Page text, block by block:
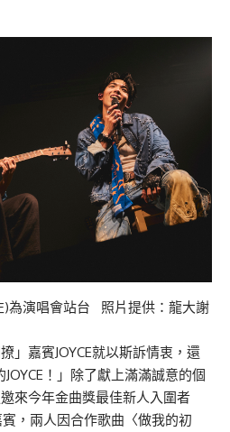
)為演唱會站台 照片提供：龍大謝
」嘉賓JOYCE就以斯訴情衷，還
！」除了獻上滿滿誠意的個
來今年金曲獎最佳新人入圍者
賓，兩人因合作歌曲〈做我的初